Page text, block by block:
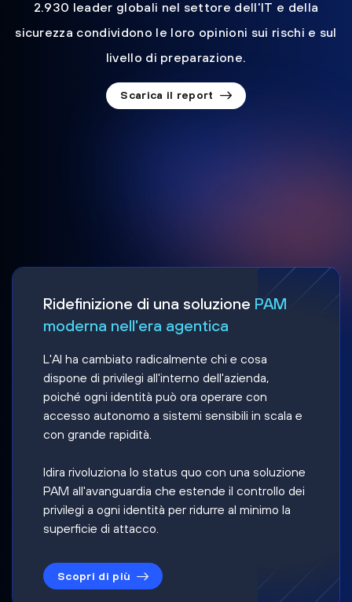
2.930 leader globali nel settore dell'IT e della
sicurezza condividono le loro opinioni sui rischi e sul
livello di preparazione.
Scarica il report
Ridefinizione di una soluzione PAM
moderna nell'era agentica
L'AI ha cambiato radicalmente chi e cosa
dispone di privilegi all'interno dell'azienda,
poiché ogni identità può ora operare con
accesso autonomo a sistemi sensibili in scala e
con grande rapidità.
Idira rivoluziona lo status quo con una soluzione
PAM all'avanguardia che estende il controllo dei
privilegi a ogni identità per ridurre al minimo la
superficie di attacco.
Scopri di più